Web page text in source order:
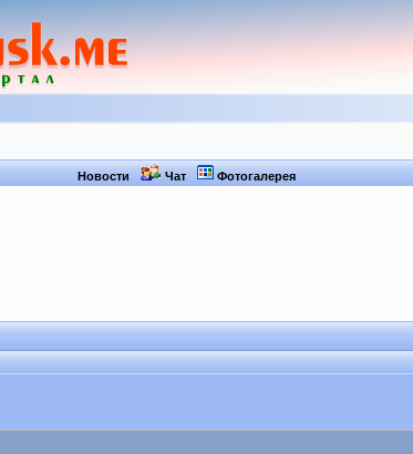
Новости Чат Фотогалерея